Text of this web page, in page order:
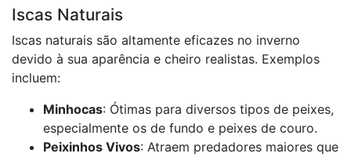
Iscas Naturais
Iscas naturais são altamente eficazes no inverno
devido à sua aparência e cheiro realistas. Exemplos
incluem:
Minhocas: Ótimas para diversos tipos de peixes,
especialmente os de fundo e peixes de couro.
Peixinhos Vivos: Atraem predadores maiores que